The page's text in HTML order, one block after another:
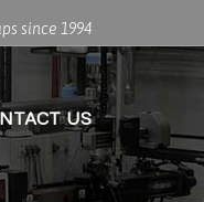
since 1994
US